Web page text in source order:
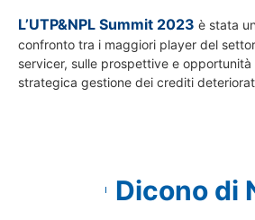
L’UTP&NPL Summit 2023 è stata
confronto tra i maggiori player del
servicer, sulle prospettive e
strategica gestione dei crediti
Dicono di